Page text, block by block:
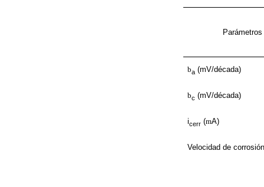
Parámetros
ba (mV/década)
bc (mV/década)
icerr (mA)
Velocidad de